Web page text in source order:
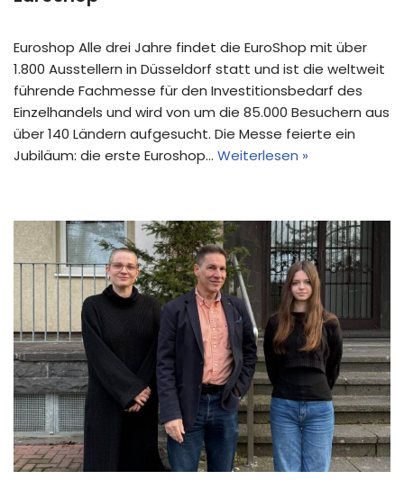
Euroshop Alle drei Jahre findet die EuroShop mit über
1.800 Ausstellern in Düsseldorf statt und ist die weltweit
führende Fachmesse für den Investitionsbedarf des
Einzelhandels und wird von um die 85.000 Besuchern aus
über 140 Ländern aufgesucht. Die Messe feierte ein
Jubiläum: die erste Euroshop… Weiterlesen »